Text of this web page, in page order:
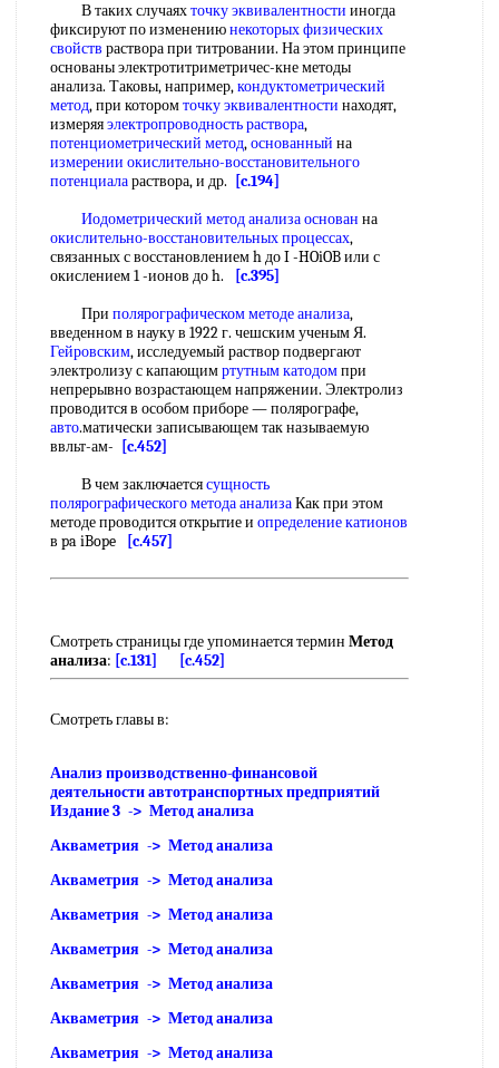
В таких случаяхточку эквивалентности иногда
фиксируют по изменениюнекоторых физических
свойств раствора при титровании. На этом принципе
основаны электротитриметричес-кне методы
анализа. Таковы, например,кондуктометрический
метод, при которомточку эквивалентности находят,
измеряяэлектропроводность раствора,
потенциометрический метод,основанный на
измерении окислительно-восстановительного
потенциалараствора, и др.
[c.194]
Иодометрический метод анализаоснован на
окислительно-восстановительных процессах,
связанных с восстановлением h до I -HOiOB или с
окислением 1 -ионов до h.
[c.395]
При полярографическом методе анализа,
введенном в науку в 1922 г. чешским ученым Я.
Гейровским, исследуемый раствор подвергают
электролизу с капающимртутным катодомпри
непрерывно возрастающем напряжении. Электролиз
проводится в особом приборе — полярографе,
авто.матически записывающем так называемую
ввльт-ам-
[c.452]
В чем заключаетсясущность
полярографического метода анализаКак при этом
методе проводится открытие и определение катионов
в pa iBope
[c.457]
Смотреть страницы где упоминается термин Метод
анализа: [c.131] [c.452]
Смотреть главы в:
Анализ производственно-финансовой
деятельности автотранспортных предприятий
Издание 3 -> Метод анализа
Акваметрия -> Метод анализа
Акваметрия -> Метод анализа
Акваметрия -> Метод анализа
Акваметрия -> Метод анализа
Акваметрия -> Метод анализа
Акваметрия -> Метод анализа
Акваметрия -> Метод анализа